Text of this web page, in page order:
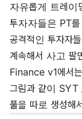
자유롭게 트레이
투자자들은 PT를
공격적인 투자자
계속해서 사고 팔
Finance v1에서
그림과 같이
풀을 따로 생성해